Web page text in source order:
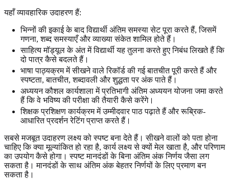
यहाँ व्यावहारिक उदाहरण हैं:
भिन्नों की इकाई के बाद विद्यार्थी अंतिम समस्या सेट पूरा करते हैं, जिसमें
गणना, शब्द समस्याएँ और व्याख्या संकेत शामिल होते हैं।
साहित्य मॉड्यूल के अंत में विद्यार्थी यह तुलना करते हुए निबंध लिखते हैं कि
दो पात्र कैसे बदलते हैं।
भाषा पाठ्यक्रम में सीखने वाले रिकॉर्ड की गई बातचीत पूरी करते हैं और
स्पष्टता, बातचीत, शब्दावली और शुद्धता पर अंक पाते हैं।
अध्ययन कौशल कार्यशाला में प्रतिभागी अंतिम अध्ययन योजना जमा करते
हैं कि वे भविष्य की परीक्षा की तैयारी कैसे करेंगे।
शिक्षक प्रशिक्षण कार्यक्रम में उम्मीदवार पाठ पढ़ाते हैं और रूब्रिक-
आधारित प्रदर्शन रेटिंग प्राप्त करते हैं।
सबसे मजबूत उदाहरण लक्ष्य को स्पष्ट बना देते हैं। सीखने वालों को पता होना
चाहिए कि क्या मूल्यांकित हो रहा है, कार्य लक्ष्य से क्यों मेल खाता है, और परिणाम
का उपयोग कैसे होगा। स्पष्ट मानदंडों के बिना अंतिम अंक निर्णय जैसा लग
सकता है। मानदंडों के साथ अंतिम अंक बेहतर निर्णयों के लिए प्रमाण बन
सकता है।